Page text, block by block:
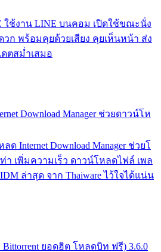
ใช้งาน LINE บนคอม เปิดใช้ขณะนั่ง
วก พร้อมคุยด้วยเสียง คุยเห็นหน้า ส่ง
ตสม่ำเสมอ
Download Manager ช่วยดาวน์โห
Internet Download Manager ช่วยโ
า เพิ่มความเร็ว ดาวน์โหลดไฟล์ เพล
ล่าสุด จาก Thaiware ไว้ใจได้แน่น
Bittorrent ยอดฮิต โหลดบิท ฟรี) 3.6.0